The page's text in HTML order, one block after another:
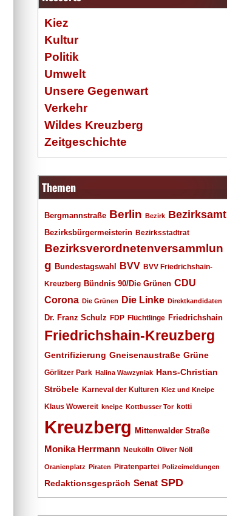
Kiez
Kultur
Politik
Umwelt
Unsere Gegenwart
Verkehr
Wildes Kreuzberg
Zeitgeschichte
Themen
Bergmannstraße Berlin Bezirk Bezirksamt
Bezirksbürgermeisterin Bezirksstadtrat
Bezirksverordnetenversammlun
g Bundestagswahl BVV BVV Friedrichshain-
Kreuzberg Bündnis 90/Die Grünen CDU
Corona Die Grünen Die Linke Direktkandidaten
Dr. Franz Schulz FDP Flüchtlinge Friedrichshain
Friedrichshain-Kreuzberg
Gentrifizierung Gneisenaustraße Grüne
Görlitzer Park Halina Wawzyniak Hans-Christian
Ströbele Karneval der Kulturen Kiez und Kneipe
Klaus Wowereit kneipe Kottbusser Tor kotti
Kreuzberg Mittenwalder Straße
Monika Herrmann Neukölln Oliver Nöll
Oranienplatz Piraten Piratenpartei Polizeimeldungen
Redaktionsgespräch Senat SPD